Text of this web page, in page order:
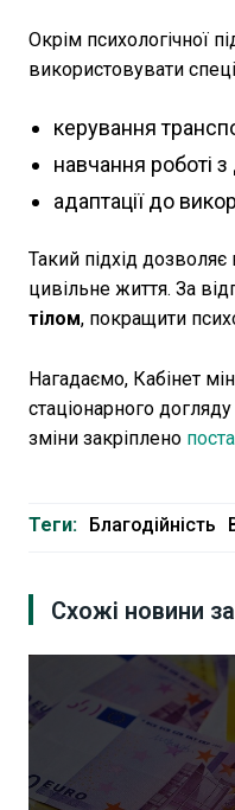
Окрім психологічної
використовувати
керування
навчання роботі
адаптації до
Такий підхід
цивільне життя. За
тілом, покращити
Нагадаємо, Кабінет
стаціонарного
зміни закріплено
Теги: Благодійність
Схожі новини